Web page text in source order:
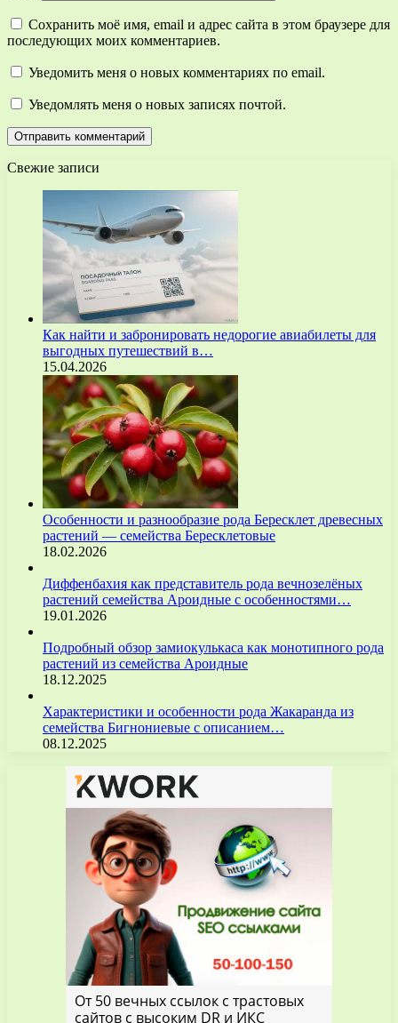
Сохранить моё имя, email и адрес сайта в этом браузере для
последующих моих комментариев.
Уведомить меня о новых комментариях по email.
Уведомлять меня о новых записях почтой.
Свежие записи
Как найти и забронировать недорогие авиабилеты для
выгодных путешествий в…
15.04.2026
Особенности и разнообразие рода Бересклет древесных
растений — семейства Бересклетовые
18.02.2026
Диффенбахия как представитель рода вечнозелёных
растений семейства Ароидные с особенностями…
19.01.2026
Подробный обзор замиокулькаса как монотипного рода
растений из семейства Ароидные
18.12.2025
Характеристики и особенности рода Жакаранда из
семейства Бигнониевые с описанием…
08.12.2025